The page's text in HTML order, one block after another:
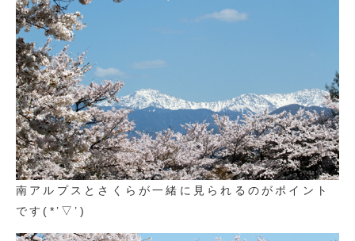
南アルプスとさくらが一緒に見られるのがポイント
です(*’▽’)